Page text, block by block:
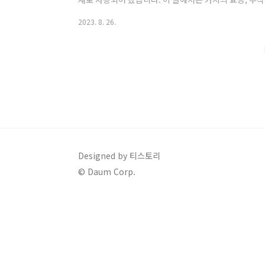
와 심혈관 질환을 예방합니다. 클로로겐 산
틴(beta-carotene): 가지 껍질을 벗길 때 나오는 가지
2023. 8. 26.
Designed by 티스토리
© Daum Corp.